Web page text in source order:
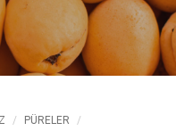
PÜRELER